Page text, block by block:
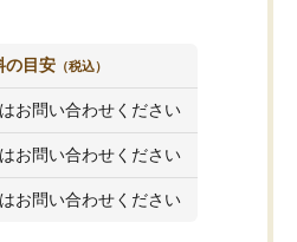
の目安 （税込）
お問い合わせください
お問い合わせください
お問い合わせください